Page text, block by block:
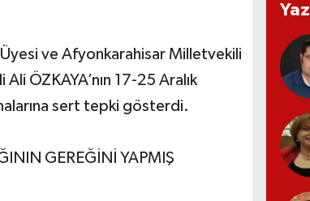
ve Afyonkarahisar Milletvekili
ÖZKAYA’nın 17-25 Aralık
sert tepki gösterdi.
GEREĞİNİ YAPMIŞ